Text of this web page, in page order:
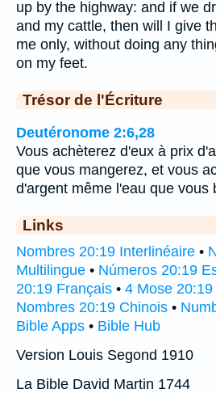
up by the highway: and if we
and my cattle, then will I give
me only, without doing any
on my feet.
Trésor de l'Écriture
Deutéronome 2:6,28
Vous achèterez d'eux à prix
que vous mangerez, et vous
d'argent même l'eau que
Links
Nombres 20:19 Interlinéaire •
Multilingue • Números 20:19
20:19 Français • 4 Mose 20:19
Nombres 20:19 Chinois •
Bible Apps • Bible Hub
Version Louis Segond 1910
La Bible David Martin 1744